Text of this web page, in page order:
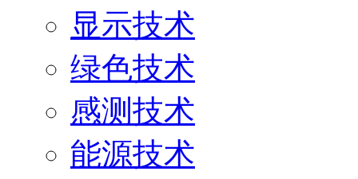
显示技术
绿色技术
感测技术
能源技术